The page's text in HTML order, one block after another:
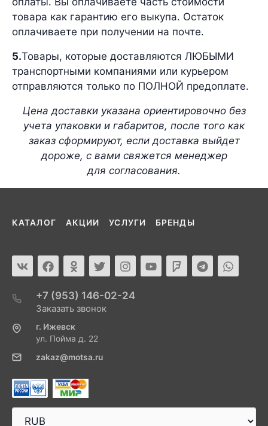
товара как гарантию его выкупа. Остаток
оплачиваете при получении на почте.
5.Товары, которые доставляются ЛЮБЫМИ
транспортными компаниями или курьером
отправляются только по ПОЛНОЙ предоплате.
Цена доставки указана ориентировочно без
учета упаковки и габаритов, после того как
заказ сформируют, если доставка выйдет
дороже, с вами свяжется менеджер
для согласования.
КАТАЛОГ АКЦИИ УСЛУГИ БРЕНДЫ
+7 (953) 146-02-24
Заказать звонок
г. Ижевск
ул. Пойма д. 22
zakaz@motsa.ru